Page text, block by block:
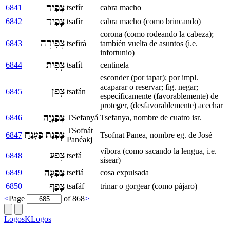
6841
צְפִיר tsefír
cabra macho
6842
צָפִיר tsafír cabra macho (como brincando)
6843 צְפִירָה tsefirá
corona (como rodeando la cabeza);
también vuelta de asuntos (i.e.
infortunio)
6844
צָפִית tsafít centinela
6845 צָפַן tsafán
esconder (por tapar); por impl.
acaparar o reservar; fig. negar;
específicamente (favorablemente) de
proteger, (desfavorablemente) acechar
6846
צְפַנְיָה TSefanyá Tsefanya, nombre de cuatro isr.
6847 צׇפְנַת פַּעְנֵחַ TSofnát
Panéakj
Tsofnat Panea, nombre eg. de José
6848 צֶפַע tsefá
víbora (como sacando la lengua, i.e.
sisear)
6849
צְפִעָה tsefiá
cosa expulsada
6850
צָפַף tsafáf
trinar o gorgear (como pájaro)
<Page of 868>
LogosKLogos